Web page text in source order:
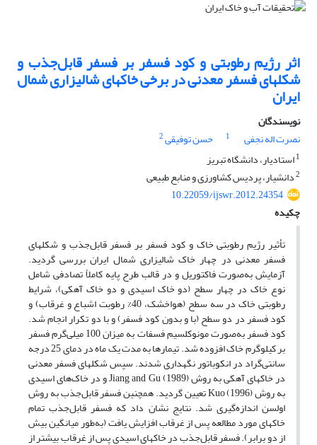
اثر رژیم رطوبتی و کود فسفر بر فسفر قابل‌جذب و
شکلهای فسفر معدنی در برخی خاکهای شالیزاری شمال
ایران
نویسندگان
نصرت اله نجفی
1 حسن توفیقی2
1استادیار، دانشگاه تبریز
2دانشیار، پردیس کشاورزی و منابع طبیعی
10.22059/ijswr.2012.24354
چکیده
تأثیر رژیم رطوبتی خاک و کود فسفر بر فسفر قابل‌جذب و شکلهای
فسفر معدنی در چهار خاک شالیزاری شمال ایران بررسی گردید.
آزمایش به‌صورت فاکتوریل و در قالب طرح پایه کاملاً تصادفی شامل
نوع خاک در چهار سطح (دو خاک اسیدی و دو خاک آهکی)، شرایط
رطوبتی خاک در سه سطح (هواخشک، 40% رطوبت اشباع و غرقاب) و
کود فسفر در دو سطح (با و بدون کود فسفر) و با دو تکرار انجام شد.
کود فسفر به‌صورت مونوکلسیم فسفات به میزان 100 میلی‌گرم فسفر
بر کیلوگرم خاک افزوده شد. تیمارها به مدت یک ماه در دمای 25 درجه
سانتی‌گراد در انکوباتور نگهداری شدند. سپس شکلهای فسفر معدنی
در خاکهای آهکی به روش Jiang and Gu (1989) و در خاک‌های اسیدی
به روش Kuo (1996) تعیین گردید. همچنین فسفر قابل‌جذب به روش
اولسن اندازه‌گیری شد. نتایج نشان داد که فسفر قابل‌جذب تمام
خاکهای مورد مطالعه پس از غرقاب افزایش یافت (به‌طور میانگین بیش
از دو برابر). فسفر قابل‌جذب در خاکهای اسیدی پس از غرقاب بیشتر از